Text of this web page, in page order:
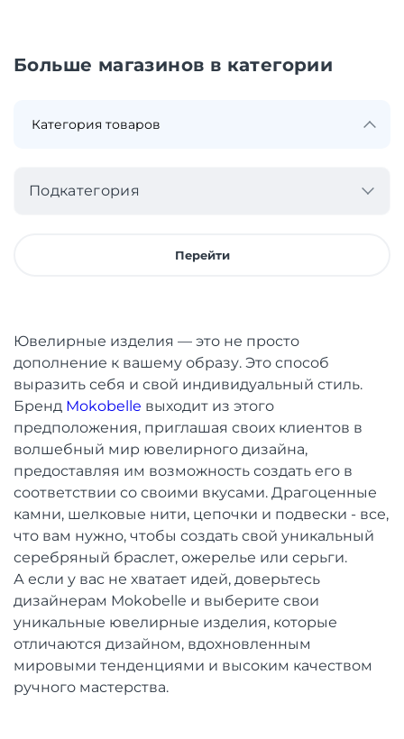
Больше магазинов в категории
Подкатегория
Перейти
Ювелирные изделия — это не просто
дополнение к вашему образу. Это способ
выразить себя и свой индивидуальный стиль.
Бренд Mokobelle выходит из этого
предположения, приглашая своих клиентов в
волшебный мир ювелирного дизайна,
предоставляя им возможность создать его в
соответствии со своими вкусами. Драгоценные
камни, шелковые нити, цепочки и подвески - все,
что вам нужно, чтобы создать свой уникальный
серебряный браслет, ожерелье или серьги.
А если у вас не хватает идей, доверьтесь
дизайнерам Mokobelle и выберите свои
уникальные ювелирные изделия, которые
отличаются дизайном, вдохновленным
мировыми тенденциями и высоким качеством
ручного мастерства.